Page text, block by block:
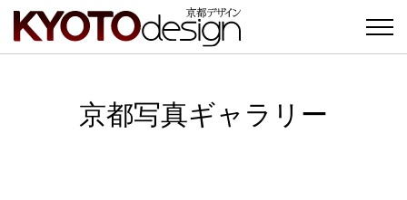
京都写真ギャラリー